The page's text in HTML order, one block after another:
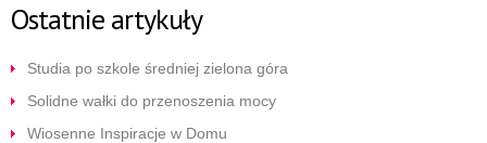
Ostatnie artykuły
Studia po szkole średniej zielona góra
Solidne wałki do przenoszenia mocy
Wiosenne Inspiracje w Domu